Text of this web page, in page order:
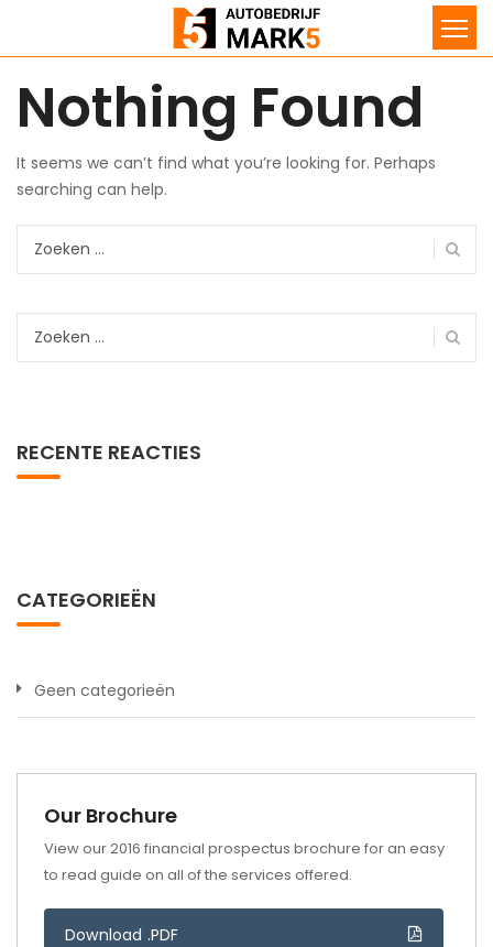
Nothing Found
It seems we can’t find what you’re looking for. Perhaps
searching can help.
RECENTE REACTIES
CATEGORIEËN
Geen categorieën
Our Brochure
View our 2016 financial prospectus brochure for an easy
to read guide on all of the services offered.
Download .PDF